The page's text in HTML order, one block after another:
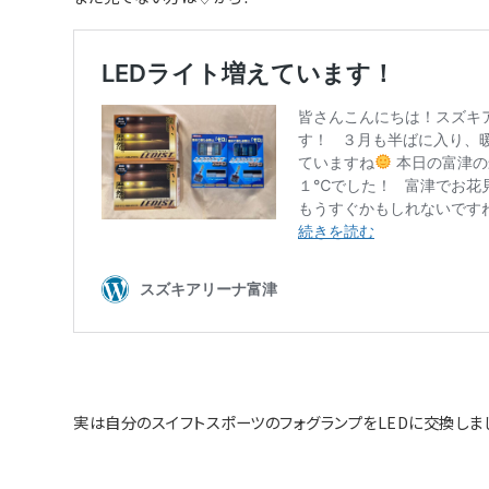
実は自分のスイフトスポーツのフォグランプをLEDに交換しま